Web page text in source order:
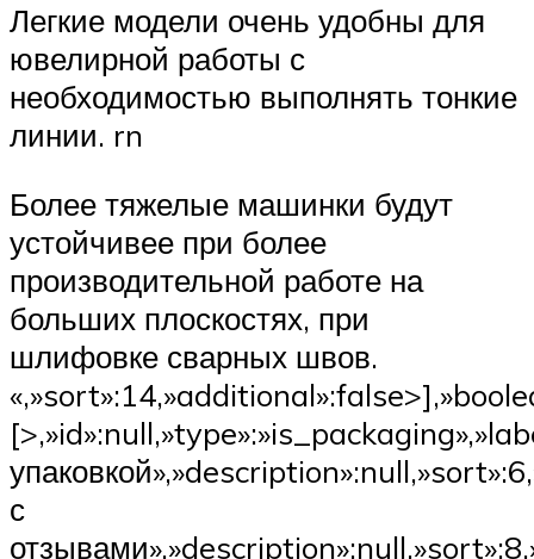
Легкие модели очень удобны для
ювелирной работы с
необходимостью выполнять тонкие
линии. rn
Более тяжелые машинки будут
устойчивее при более
производительной работе на
больших плоскостях, при
шлифовке сварных швов.
с